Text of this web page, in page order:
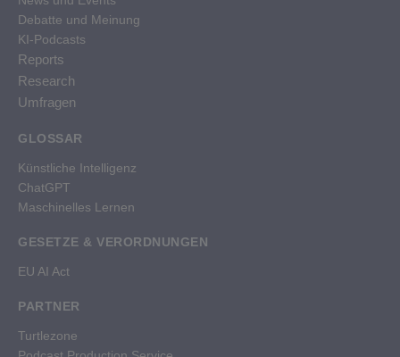
Debatte und Meinung
KI-Podcasts
Reports
Research
Umfragen
GLOSSAR
Künstliche Intelligenz
ChatGPT
Maschinelles Lernen
GESETZE & VERORDNUNGEN
EU AI Act
PARTNER
Turtlezone